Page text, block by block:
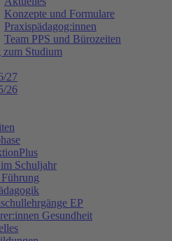
Konzepte und Formulare
Praxispädagog:innen
Team PPS und Bürozeiten
Studium
27
26
Schuljahr
EP
Gesundheit